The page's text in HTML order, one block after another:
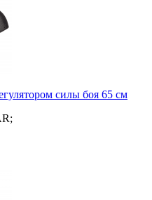
силы боя 65 см